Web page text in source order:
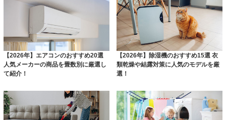
【2026年】エアコンのおすすめ20選
人気メーカーの商品を畳数別に厳選し
て紹介！
【2026年】除湿機のおすすめ15選 衣
類乾燥や結露対策に人気のモデルを厳
選！